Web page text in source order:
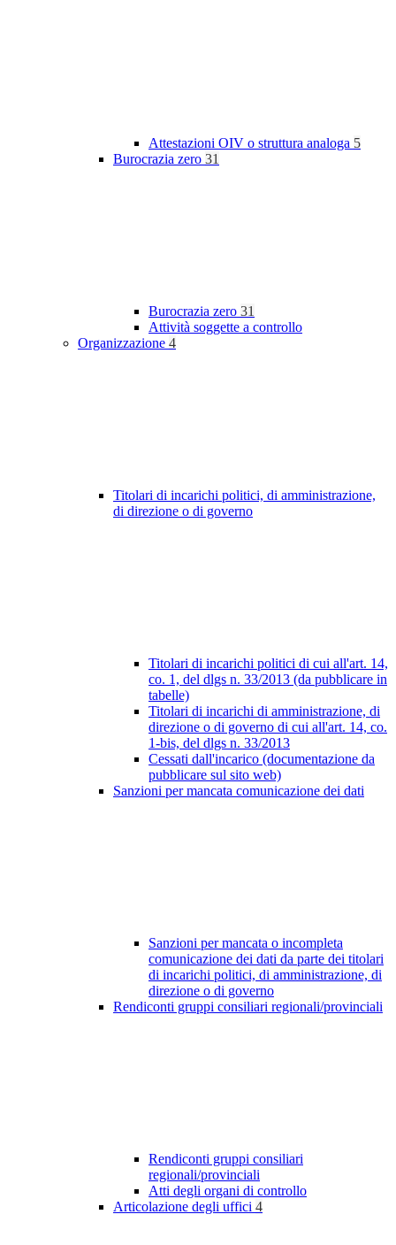
Attestazioni OIV o struttura analoga 5
Burocrazia zero 31
Burocrazia zero 31
Attività soggette a controllo
Organizzazione 4
Titolari di incarichi politici, di amministrazione,
di direzione o di governo
Titolari di incarichi politici di cui all'art. 14,
co. 1, del dlgs n. 33/2013 (da pubblicare in
tabelle)
Titolari di incarichi di amministrazione, di
direzione o di governo di cui all'art. 14, co.
1-bis, del dlgs n. 33/2013
Cessati dall'incarico (documentazione da
pubblicare sul sito web)
Sanzioni per mancata comunicazione dei dati
Sanzioni per mancata o incompleta
comunicazione dei dati da parte dei titolari
di incarichi politici, di amministrazione, di
direzione o di governo
Rendiconti gruppi consiliari regionali/provinciali
Rendiconti gruppi consiliari
regionali/provinciali
Atti degli organi di controllo
Articolazione degli uffici 4